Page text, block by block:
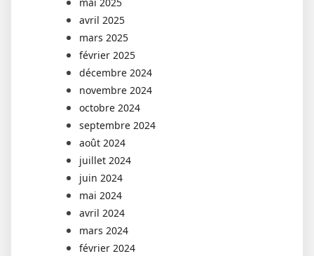
avril 2025
mars 2025
février 2025
décembre 2024
novembre 2024
octobre 2024
septembre 2024
août 2024
juillet 2024
juin 2024
mai 2024
avril 2024
mars 2024
février 2024